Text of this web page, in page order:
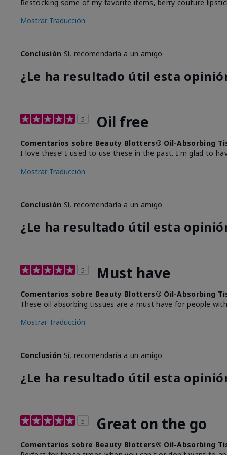
Restocking some of my favorite items, berry couture
Mostrar Traducción
Conclusión Sí, recomendaría a un amigo
¿Le ha resultado útil esta
5 Oil free
Comentarios sobre Beauty Blotters® Oil-Absorbing
I love these! I used to use these in the past. I'm glad to
Mostrar Traducción
Conclusión Sí, recomendaría a un amigo
¿Le ha resultado útil esta
5 Must have
Comentarios sobre Beauty Blotters® Oil-Absorbing
These oil absorbing tissues are a must have for people
Mostrar Traducción
Conclusión Sí, recomendaría a un amigo
¿Le ha resultado útil esta
5 Great on the go
Comentarios sobre Beauty Blotters® Oil-Absorbing